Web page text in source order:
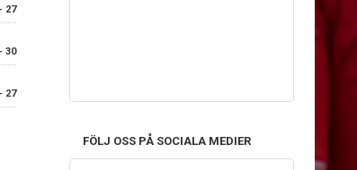
27
30
27
FÖLJ OSS PÅ SOCIALA MEDIER